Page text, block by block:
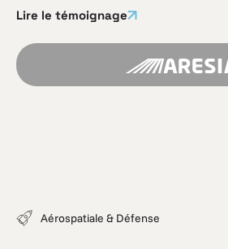
Lire le témoignage
Aérospatiale & Défense